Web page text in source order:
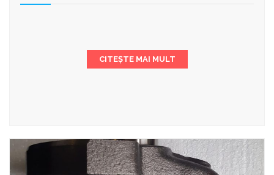
CITEȘTE MAI MULT